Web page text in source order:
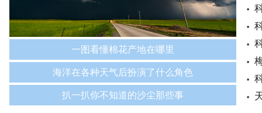
一图看懂棉花产地在哪里
海洋在各种天气后扮演了什么角色
扒一扒你不知道的沙尘那些事